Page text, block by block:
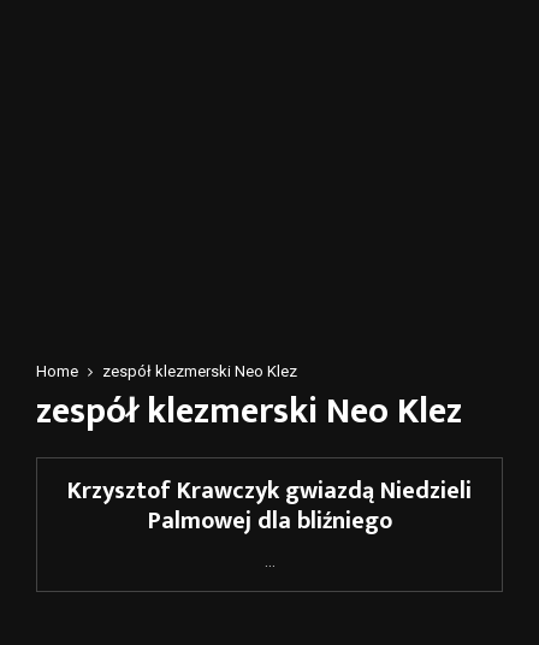
Home zespół klezmerski Neo Klez
zespół klezmerski Neo Klez
Krzysztof Krawczyk gwiazdą Niedzieli
Palmowej dla bliźniego